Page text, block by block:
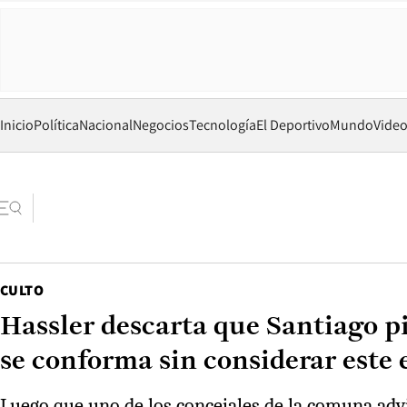
InicioPolíticaNacionalNegociosTecnologíaEl DeportivoMundo
CULTO
Hassler descarta que Santiago
se conforma sin considerar este